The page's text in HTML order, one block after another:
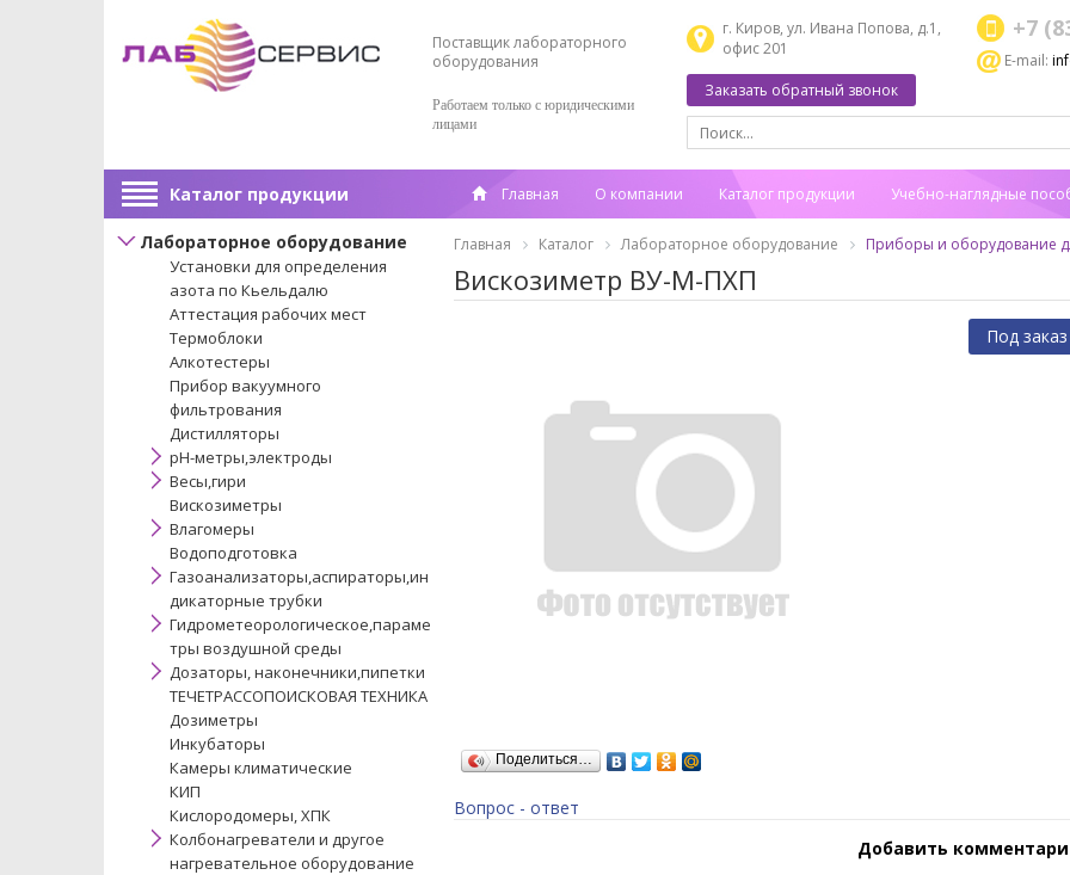
Поставщик лабораторного
оборудования
Работаем только с юридическими
лицами
г. Киров, ул. Ивана Попова, д.1,
офис 201
+7
E-mail:
Заказать обратный звонок
Каталог продукции Главная О компании Каталог продукции Учебно-наглядные
Лабораторное оборудование
Установки для определения
азота по Кьельдалю
Аттестация рабочих мест
Термоблоки
Алкотестеры
Прибор вакуумного
фильтрования
Дистилляторы
pH-метры,электроды
Весы,гири
Вискозиметры
Влагомеры
Водоподготовка
Газоанализаторы,аспираторы,ин
дикаторные трубки
Гидрометеорологическое,параме
тры воздушной среды
Дозаторы, наконечники,пипетки
ТЕЧЕТРАССОПОИСКОВАЯ ТЕХНИКА
Дозиметры
Инкубаторы
Камеры климатические
КИП
Кислородомеры, ХПК
Колбонагреватели и другое
нагревательное оборудование
Главная Каталог Лабораторное оборудование Приборы и оборудование
Вискозиметр ВУ-М-ПХП
Поделиться…
Под заказ
Вопрос - ответ
Добавить